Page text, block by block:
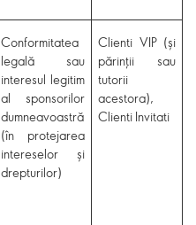
Conformitatea
legală sau
interesul legitim
al sponsorilor
dumneavoastră
(în protejarea
intereselor și
drepturilor)
Clienti VIP (și
părinții sau
tutorii
acestora),
Clienti Invitati